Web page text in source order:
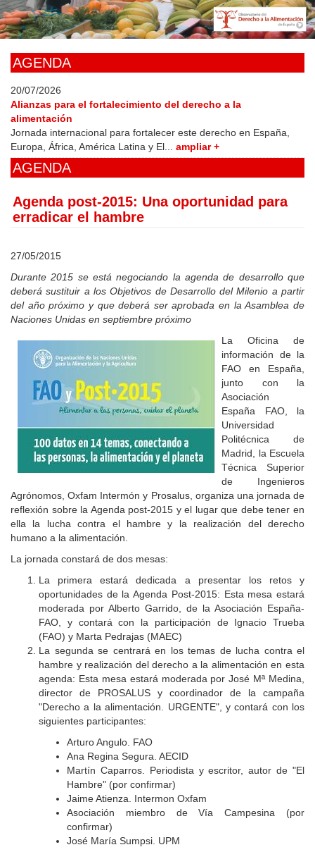
Skip
to
main
AGENDA
20/07/2026
Alianzas para el fortalecimiento del derecho a la
alimentación
Jornada internacional para fortalecer este derecho en España,
Europa, África, América Latina y El... ampliar +
AGENDA
Agenda post-2015: Una oportunidad para
erradicar el hambre
27/05/2015
Durante 2015 se está negociando la agenda de desarrollo que
deberá sustituir a los Objetivos de Desarrollo del Milenio a partir
del año próximo y que deberá ser aprobada en la Asamblea de
Naciones Unidas en septiembre próximo
La Oficina de
información de la
FAO en España,
junto con la
Asociación
España FAO, la
Universidad
Politécnica de
Madrid, la Escuela
Técnica Superior
de Ingenieros
Agrónomos, Oxfam Intermón y Prosalus, organiza una jornada de
reflexión sobre la Agenda post-2015 y el lugar que debe tener en
ella la lucha contra el hambre y la realización del derecho
humano a la alimentación.
La jornada constará de dos mesas:
La primera estará dedicada a presentar los retos y
oportunidades de la Agenda Post-2015: Esta mesa estará
moderada por Alberto Garrido, de la Asociación España-
FAO, y contará con la participación de Ignacio Trueba
(FAO) y Marta Pedrajas (MAEC)
La segunda se centrará en los temas de lucha contra el
hambre y realización del derecho a la alimentación en esta
agenda: Esta mesa estará moderada por José Mª Medina,
director de PROSALUS y coordinador de la campaña
"Derecho a la alimentación. URGENTE", y contará con los
siguientes participantes:
Arturo Angulo. FAO
Ana Regina Segura. AECID
Martín Caparros. Periodista y escritor, autor de "El
Hambre" (por confirmar)
Jaime Atienza. Intermon Oxfam
Asociación miembro de Vía Campesina (por
confirmar)
José María Sumpsi. UPM